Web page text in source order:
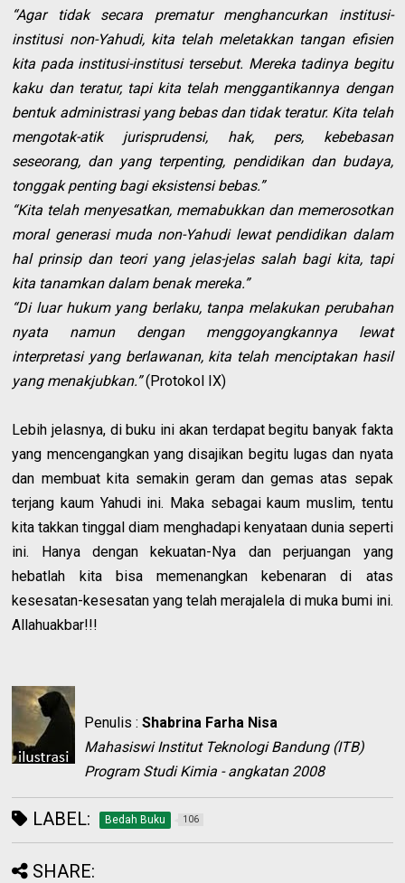
“Agar tidak secara prematur menghancurkan institusi-
institusi non-Yahudi, kita telah meletakkan tangan efisien
kita pada institusi-institusi tersebut. Mereka tadinya begitu
kaku dan teratur, tapi kita telah menggantikannya dengan
bentuk administrasi yang bebas dan tidak teratur. Kita telah
mengotak-atik jurisprudensi, hak, pers, kebebasan
seseorang, dan yang terpenting, pendidikan dan budaya,
tonggak penting bagi eksistensi bebas.”
“Kita telah menyesatkan, memabukkan dan memerosotkan
moral generasi muda non-Yahudi lewat pendidikan dalam
hal prinsip dan teori yang jelas-jelas salah bagi kita, tapi
kita tanamkan dalam benak mereka.”
“Di luar hukum yang berlaku, tanpa melakukan perubahan
nyata namun dengan menggoyangkannya lewat
interpretasi yang berlawanan, kita telah menciptakan hasil
yang menakjubkan.”(Protokol IX)
Lebih jelasnya, di buku ini akan terdapat begitu banyak fakta
yang mencengangkan yang disajikan begitu lugas dan nyata
dan membuat kita semakin geram dan gemas atas sepak
terjang kaum Yahudi ini. Maka sebagai kaum muslim, tentu
kita takkan tinggal diam menghadapi kenyataan dunia seperti
ini. Hanya dengan kekuatan-Nya dan perjuangan yang
hebatlah kita bisa memenangkan kebenaran di atas
kesesatan-kesesatan yang telah merajalela di muka bumi ini.
Allahuakbar!!!
Penulis :Shabrina Farha Nisa
Mahasiswi Institut Teknologi Bandung (ITB)
Program Studi Kimia - angkatan 2008
LABEL: Bedah Buku 106
SHARE: